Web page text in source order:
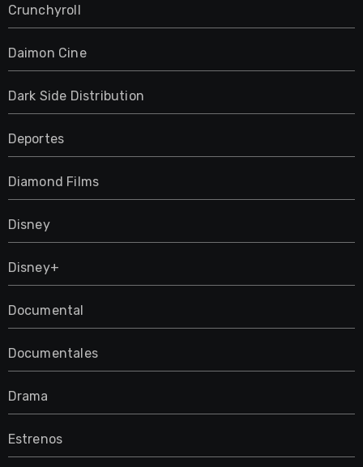
Crunchyroll
Daimon Cine
Dark Side Distribution
Deportes
Diamond Films
Disney
Disney+
Documental
Documentales
Drama
Estrenos